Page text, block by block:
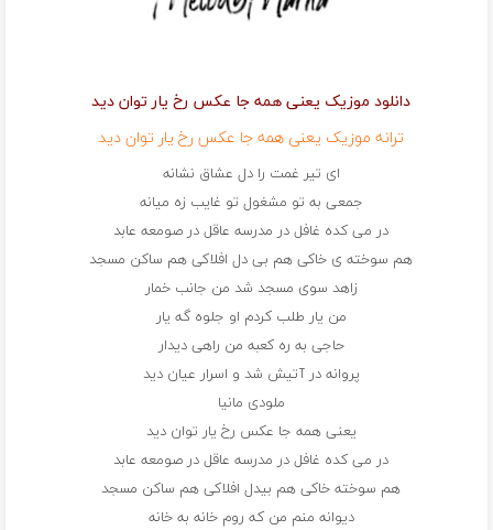
دانلود موزیک یعنی همه جا عکس رخ یار توان دید
ترانه موزیک یعنی همه جا عکس رخ یار توان دید
ای تیر غمت را دل عشاق نشانه
جمعی به تو مشغول تو غایب زه میانه
در می کده غافل در مدرسه عاقل در صومعه عابد
هم سوخته ی خاکی هم بی دل افلاکی هم ساکن مسجد
زاهد سوی مسجد شد من جانب خمار
من یار طلب کردم او جلوه گه یار
حاجی به ره کعبه من راهی دیدار
پروانه در آتیش شد و اسرار عیان دید
ملودی مانیا
یعنی همه جا عکس رخ یار توان دید
در می کده غافل در مدرسه عاقل در صومعه عابد
هم سوخته خاکی هم بیدل افلاکی هم ساکن مسجد
دیوانه منم من که روم خانه به خانه